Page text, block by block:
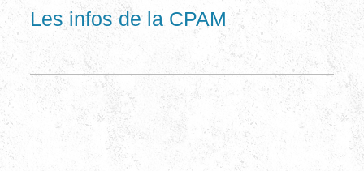
Les infos de la CPAM